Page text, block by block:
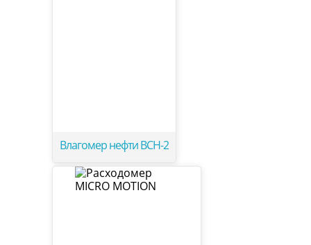
Влагомер нефти ВСН-2